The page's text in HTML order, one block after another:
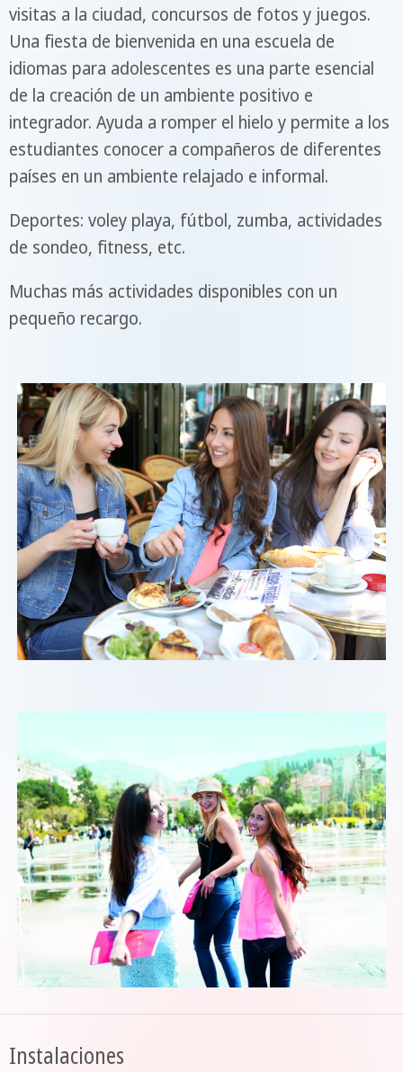
visitas a la ciudad, concursos de fotos y juegos.
Una fiesta de bienvenida en una escuela de
idiomas para adolescentes es una parte esencial
de la creación de un ambiente positivo e
integrador. Ayuda a romper el hielo y permite a los
estudiantes conocer a compañeros de diferentes
países en un ambiente relajado e informal.
Deportes: voley playa, fútbol, zumba, actividades
de sondeo, fitness, etc.
Muchas más actividades disponibles con un
pequeño recargo.
Instalaciones